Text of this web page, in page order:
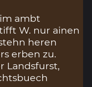
ambt
W. nur ainen
heren
erben zu.
Landsfurst,